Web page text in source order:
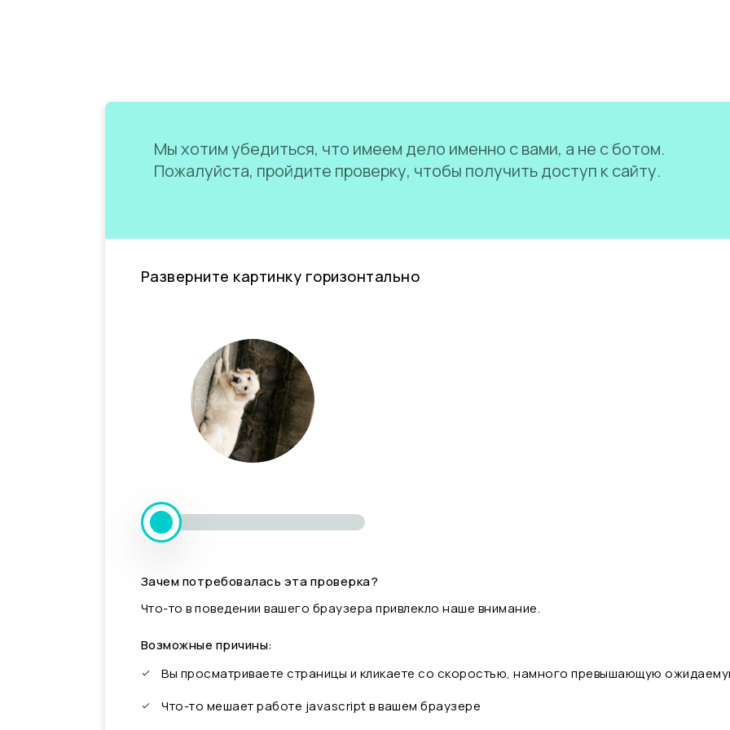
Мы хотим убедиться, что имеем дело именно с вами, а не с ботом.
Пожалуйста, пройдите проверку, чтобы получить доступ к сайту.
Разверните картинку горизонтально
Зачем потребовалась эта проверка?
Что-то в поведении вашего браузера привлекло наше внимание.
Возможные причины:
Вы просматриваете страницы и кликаете со скоростью, намного превышающую
Что-то мешает работе javascript в вашем браузере